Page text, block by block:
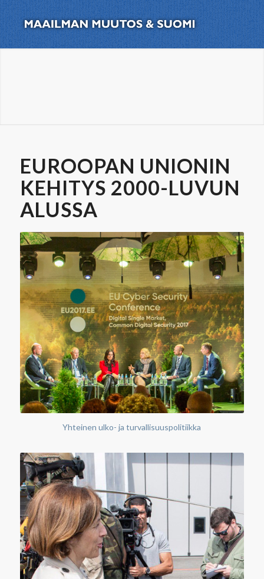
EUROOPAN UNIONIN
KEHITYS 2000-LUVUN
ALUSSA
Yhteinen ulko- ja turvallisuuspolitiikka